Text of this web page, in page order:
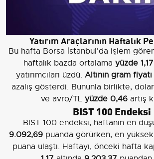
Yatırım Araçlarının Haftalık
Bu hafta Borsa İstanbul'da işlem
haftalık bazda ortalama yüzde 1,17
yatırımcıları üzdü. Altının gram fiyatı
azalış gösterdi. Bununla birlikte,
ve avro/TL yüzde 0,46 artış
BIST 100 Endeksi
BIST 100 endeksi, haftanın en
9.092,69puanda görürken, en
puana ulaştı. Haftayı, önceki hafta